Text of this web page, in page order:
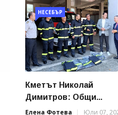
НЕСЕБЪР
Кметът Николай
Димитров: Общи...
Елена Фотева
Юли 07,